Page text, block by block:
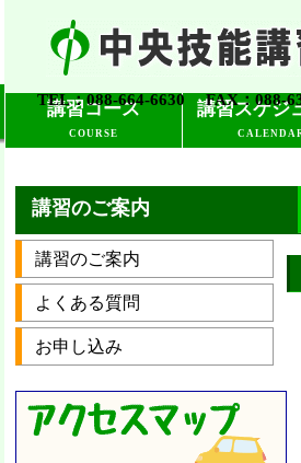
TEL：088-664-6630 FAX：088-
講習コース
COURSE
講習スケジ
講習のご案内
講習のご案内
よくある質問
お申し込み